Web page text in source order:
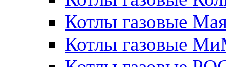
Котлы газовые
Котлы газовые